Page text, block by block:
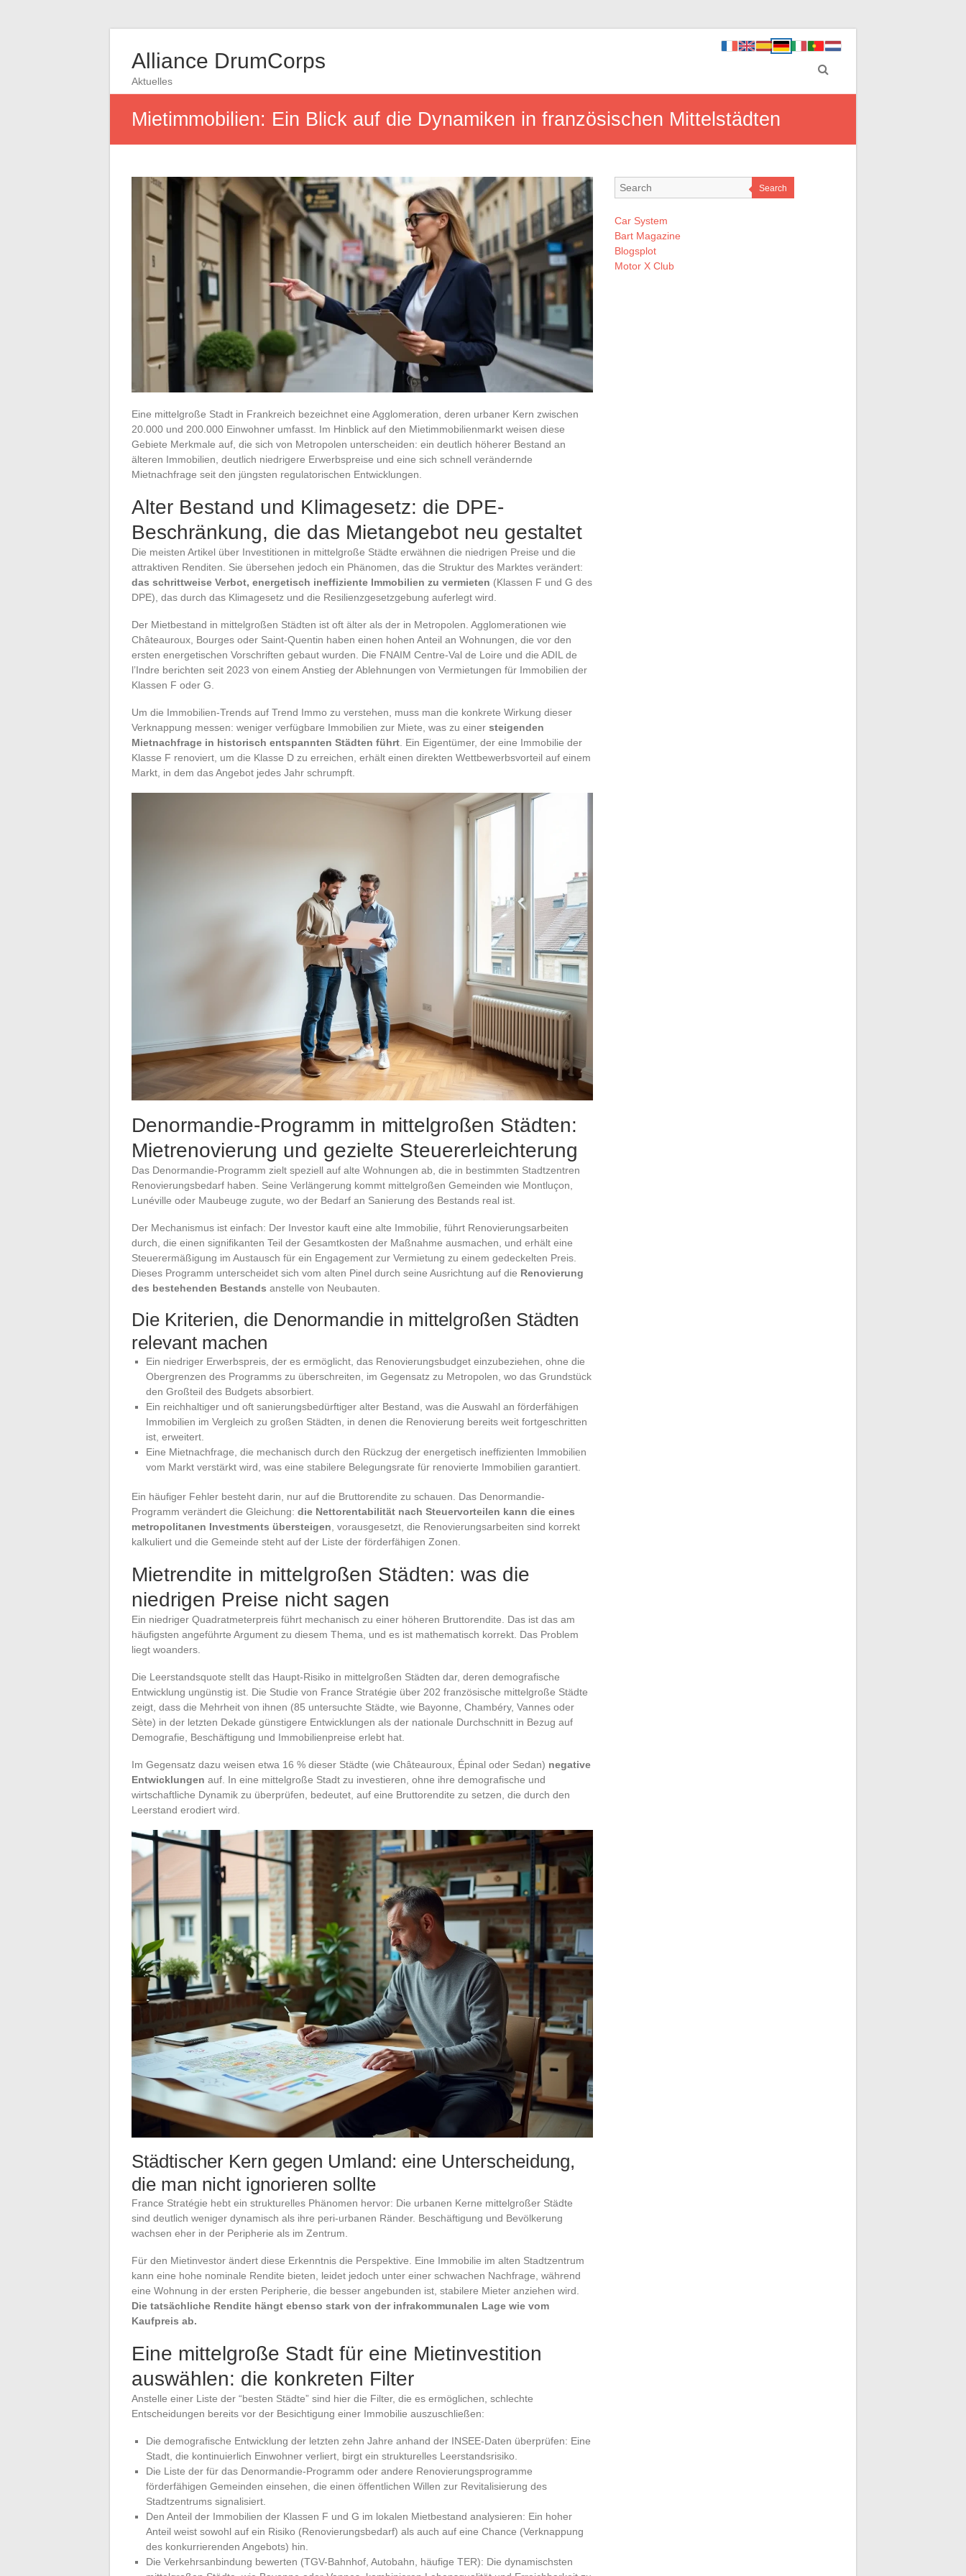
Alliance DrumCorps
Aktuelles
Mietimmobilien: Ein Blick auf die Dynamiken in französischen Mittelstädten
Eine mittelgroße Stadt in Frankreich bezeichnet eine Agglomeration, deren urbaner Kern zwischen
20.000 und 200.000 Einwohner umfasst. Im Hinblick auf den Mietimmobilienmarkt weisen diese
Gebiete Merkmale auf, die sich von Metropolen unterscheiden: ein deutlich höherer Bestand an
älteren Immobilien, deutlich niedrigere Erwerbspreise und eine sich schnell verändernde
Mietnachfrage seit den jüngsten regulatorischen Entwicklungen.
Alter Bestand und Klimagesetz: die DPE-
Beschränkung, die das Mietangebot neu gestaltet
Die meisten Artikel über Investitionen in mittelgroße Städte erwähnen die niedrigen Preise und die
attraktiven Renditen. Sie übersehen jedoch ein Phänomen, das die Struktur des Marktes verändert:
das schrittweise Verbot, energetisch ineffiziente Immobilien zu vermieten (Klassen F und G des
DPE), das durch das Klimagesetz und die Resilienzgesetzgebung auferlegt wird.
Der Mietbestand in mittelgroßen Städten ist oft älter als der in Metropolen. Agglomerationen wie
Châteauroux, Bourges oder Saint-Quentin haben einen hohen Anteil an Wohnungen, die vor den
ersten energetischen Vorschriften gebaut wurden. Die FNAIM Centre-Val de Loire und die ADIL de
l’Indre berichten seit 2023 von einem Anstieg der Ablehnungen von Vermietungen für Immobilien der
Klassen F oder G.
Um die Immobilien-Trends auf Trend Immo zu verstehen, muss man die konkrete Wirkung dieser
Verknappung messen: weniger verfügbare Immobilien zur Miete, was zu einer steigenden
Mietnachfrage in historisch entspannten Städten führt . Ein Eigentümer, der eine Immobilie der
Klasse F renoviert, um die Klasse D zu erreichen, erhält einen direkten Wettbewerbsvorteil auf einem
Markt, in dem das Angebot jedes Jahr schrumpft.
Denormandie-Programm in mittelgroßen Städten:
Mietrenovierung und gezielte Steuererleichterung
Das Denormandie-Programm zielt speziell auf alte Wohnungen ab, die in bestimmten Stadtzentren
Renovierungsbedarf haben. Seine Verlängerung kommt mittelgroßen Gemeinden wie Montluçon,
Lunéville oder Maubeuge zugute, wo der Bedarf an Sanierung des Bestands real ist.
Der Mechanismus ist einfach: Der Investor kauft eine alte Immobilie, führt Renovierungsarbeiten
durch, die einen signifikanten Teil der Gesamtkosten der Maßnahme ausmachen, und erhält eine
Steuerermäßigung im Austausch für ein Engagement zur Vermietung zu einem gedeckelten Preis.
Dieses Programm unterscheidet sich vom alten Pinel durch seine Ausrichtung auf die Renovierung
des bestehenden Bestands anstelle von Neubauten.
Die Kriterien, die Denormandie in mittelgroßen Städten
relevant machen
Ein niedriger Erwerbspreis, der es ermöglicht, das Renovierungsbudget einzubeziehen, ohne die
Obergrenzen des Programms zu überschreiten, im Gegensatz zu Metropolen, wo das Grundstück
den Großteil des Budgets absorbiert.
Ein reichhaltiger und oft sanierungsbedürftiger alter Bestand, was die Auswahl an förderfähigen
Immobilien im Vergleich zu großen Städten, in denen die Renovierung bereits weit fortgeschritten
ist, erweitert.
Eine Mietnachfrage, die mechanisch durch den Rückzug der energetisch ineffizienten Immobilien
vom Markt verstärkt wird, was eine stabilere Belegungsrate für renovierte Immobilien garantiert.
Ein häufiger Fehler besteht darin, nur auf die Bruttorendite zu schauen. Das Denormandie-
Programm verändert die Gleichung: die Nettorentabilität nach Steuervorteilen kann die eines
metropolitanen Investments übersteigen , vorausgesetzt, die Renovierungsarbeiten sind korrekt
kalkuliert und die Gemeinde steht auf der Liste der förderfähigen Zonen.
Mietrendite in mittelgroßen Städten: was die
niedrigen Preise nicht sagen
Ein niedriger Quadratmeterpreis führt mechanisch zu einer höheren Bruttorendite. Das ist das am
häufigsten angeführte Argument zu diesem Thema, und es ist mathematisch korrekt. Das Problem
liegt woanders.
Die Leerstandsquote stellt das Haupt-Risiko in mittelgroßen Städten dar, deren demografische
Entwicklung ungünstig ist. Die Studie von France Stratégie über 202 französische mittelgroße Städte
zeigt, dass die Mehrheit von ihnen (85 untersuchte Städte, wie Bayonne, Chambéry, Vannes oder
Sète) in der letzten Dekade günstigere Entwicklungen als der nationale Durchschnitt in Bezug auf
Demografie, Beschäftigung und Immobilienpreise erlebt hat.
Im Gegensatz dazu weisen etwa 16 % dieser Städte (wie Châteauroux, Épinal oder Sedan) negative
Entwicklungen auf. In eine mittelgroße Stadt zu investieren, ohne ihre demografische und
wirtschaftliche Dynamik zu überprüfen, bedeutet, auf eine Bruttorendite zu setzen, die durch den
Leerstand erodiert wird.
Städtischer Kern gegen Umland: eine Unterscheidung,
die man nicht ignorieren sollte
France Stratégie hebt ein strukturelles Phänomen hervor: Die urbanen Kerne mittelgroßer Städte
sind deutlich weniger dynamisch als ihre peri-urbanen Ränder. Beschäftigung und Bevölkerung
wachsen eher in der Peripherie als im Zentrum.
Für den Mietinvestor ändert diese Erkenntnis die Perspektive. Eine Immobilie im alten Stadtzentrum
kann eine hohe nominale Rendite bieten, leidet jedoch unter einer schwachen Nachfrage, während
eine Wohnung in der ersten Peripherie, die besser angebunden ist, stabilere Mieter anziehen wird.
Die tatsächliche Rendite hängt ebenso stark von der infrakommunalen Lage wie vom
Kaufpreis ab.
Eine mittelgroße Stadt für eine Mietinvestition
auswählen: die konkreten Filter
Anstelle einer Liste der “besten Städte” sind hier die Filter, die es ermöglichen, schlechte
Entscheidungen bereits vor der Besichtigung einer Immobilie auszuschließen:
Die demografische Entwicklung der letzten zehn Jahre anhand der INSEE-Daten überprüfen: Eine
Stadt, die kontinuierlich Einwohner verliert, birgt ein strukturelles Leerstandsrisiko.
Die Liste der für das Denormandie-Programm oder andere Renovierungsprogramme
förderfähigen Gemeinden einsehen, die einen öffentlichen Willen zur Revitalisierung des
Stadtzentrums signalisiert.
Den Anteil der Immobilien der Klassen F und G im lokalen Mietbestand analysieren: Ein hoher
Anteil weist sowohl auf ein Risiko (Renovierungsbedarf) als auch auf eine Chance (Verknappung
des konkurrierenden Angebots) hin.
Die Verkehrsanbindung bewerten (TGV-Bahnhof, Autobahn, häufige TER): Die dynamischsten
Search
Car System
Bart Magazine
Blogsplot
Motor X Club